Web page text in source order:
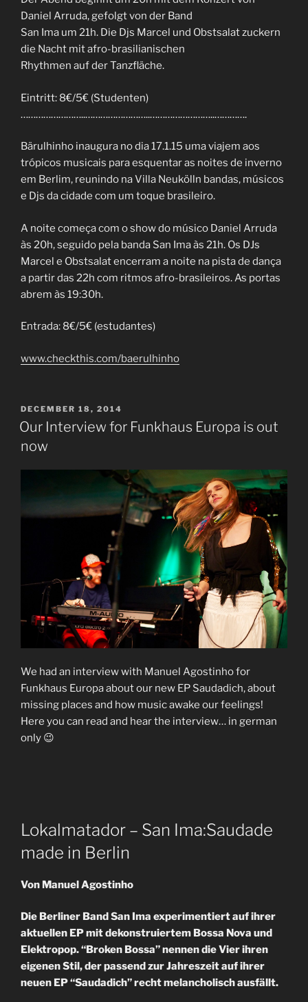
Daniel Arruda, gefolgt von der Band
San Ima um 21h. Die Djs Marcel und Obstsalat zuckern
die Nacht mit afro-brasilianischen
Rhythmen auf der Tanzfläche.
Eintritt: 8€/5€ (Studenten)
……………………..……………………..……………………..………….
Bärulhinho inaugura no dia 17.1.15 uma viajem aos
trópicos musicais para esquentar as noites de inverno
em Berlim, reunindo na Villa Neukölln bandas, músicos
e Djs da cidade com um toque brasileiro.
A noite começa com o show do músico Daniel Arruda
às 20h, seguido pela banda San Ima às 21h. Os DJs
Marcel e Obstsalat encerram a noite na pista de dança
a partir das 22h com ritmos afro-brasileiros. As portas
abrem às 19:30h.
Entrada: 8€/5€ (estudantes)
www.checkthis.com/baerulhinho
POSTED
ON
DECEMBER 18, 2014
Our Interview for Funkhaus Europa is out
now
We had an interview with Manuel Agostinho for
Funkhaus Europa about our new EP Saudadich, about
missing places and how music awake our feelings!
Here you can read and hear the interview… in german
only 😉
Lokalmatador – San Ima:Saudade
made in Berlin
Von Manuel Agostinho
Die Berliner Band San Ima experimentiert auf ihrer
aktuellen EP mit dekonstruiertem Bossa Nova und
Elektropop. “Broken Bossa” nennen die Vier ihren
eigenen Stil, der passend zur Jahreszeit auf ihrer
neuen EP “Saudadich” recht melancholisch ausfällt.